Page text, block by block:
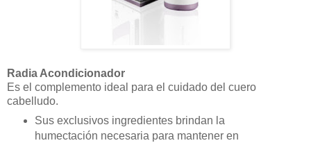
Radia Acondicionador
Es el complemento ideal para el cuidado del cuero
cabelludo.
Sus exclusivos ingredientes brindan la
humectación necesaria para mantener en